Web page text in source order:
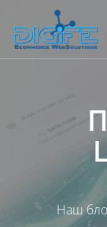
основному
Наш